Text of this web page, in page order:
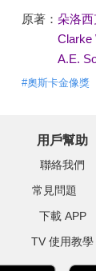
原著： 朵洛
Clarke
A.E.
#奧斯卡金像獎
用戶幫助
聯絡我們
常見問題
下載 APP
TV 使用教學